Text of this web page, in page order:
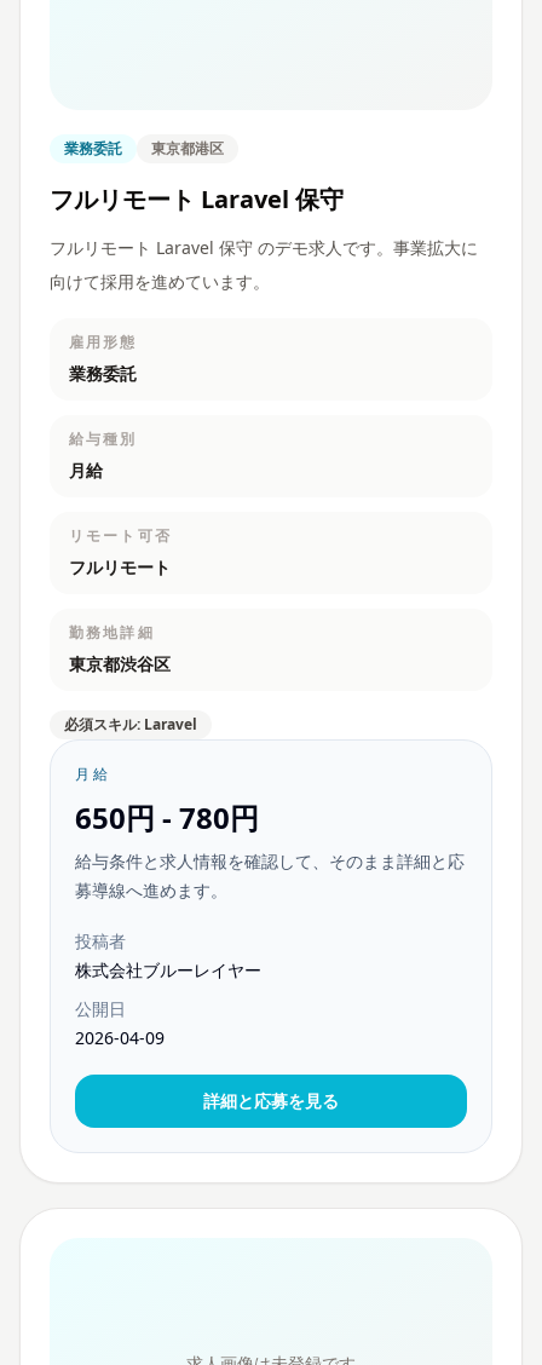
業務委託 東京都港区
フルリモート Laravel 保守
フルリモート Laravel 保守 のデモ求人です。事業拡大に
向けて採用を進めています。
雇用形態
業務委託
給与種別
月給
リモート可否
フルリモート
勤務地詳細
東京都渋谷区
必須スキル: Laravel
月給
650円 - 780円
給与条件と求人情報を確認して、そのまま詳細と応
募導線へ進めます。
投稿者
株式会社ブルーレイヤー
公開日
2026-04-09
詳細と応募を見る